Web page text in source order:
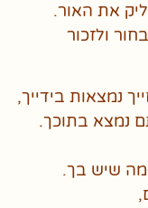
את האור.
ולזכור
נמצאות בידייך,
נמצא בתוכך.
מה שיש בך.